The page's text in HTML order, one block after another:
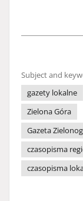
Subject and
gazety lokalne
Zielona Góra
Gazeta
czasopisma
czasopisma